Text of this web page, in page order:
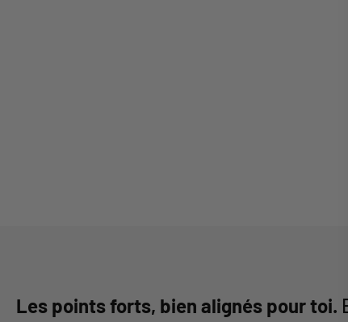
Les points forts, bien alignés pour toi.